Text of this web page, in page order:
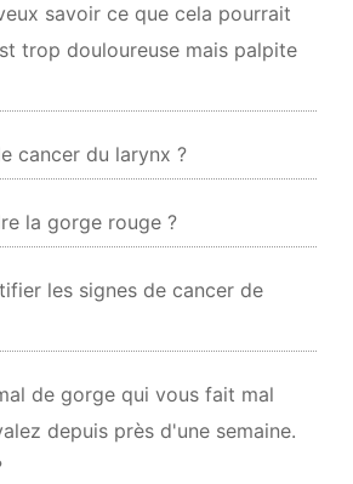
savoir ce que cela pourrait
trop douloureuse mais palpite
cancer du larynx ?
la gorge rouge ?
les signes de cancer de
de gorge qui vous fait mal
depuis près d'une semaine.